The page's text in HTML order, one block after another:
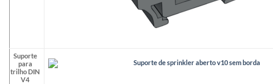
Suporte
para
trilho DIN
V4